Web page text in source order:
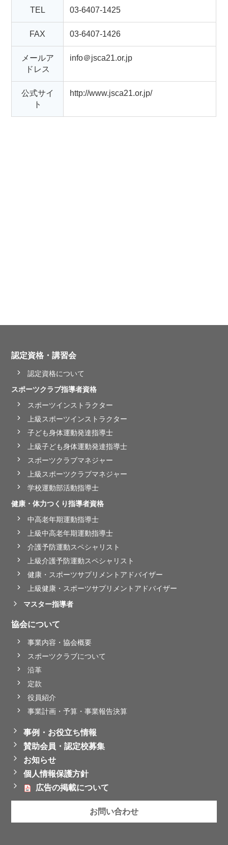
TEL 03-6407-1425
FAX 03-6407-1426
メールア
ドレス
info＠jsca21.or.jp
公式サイ
ト
http://www.jsca21.or.jp/
認定資格・講習会
認定資格について
スポーツクラブ指導者資格
スポーツインストラクター
上級スポーツインストラクター
子ども身体運動発達指導士
上級子ども身体運動発達指導士
スポーツクラブマネジャー
上級スポーツクラブマネジャー
学校運動部活動指導士
健康・体力つくり指導者資格
中高老年期運動指導士
上級中高老年期運動指導士
介護予防運動スペシャリスト
上級介護予防運動スペシャリスト
健康・スポーツサプリメントアドバイザー
上級健康・スポーツサプリメントアドバイザー
マスター指導者
協会について
事業内容・協会概要
スポーツクラブについて
沿革
定款
役員紹介
事業計画・予算・事業報告決算
事例・お役立ち情報
賛助会員・認定校募集
お知らせ
個人情報保護方針
広告の掲載について
お問い合わせ